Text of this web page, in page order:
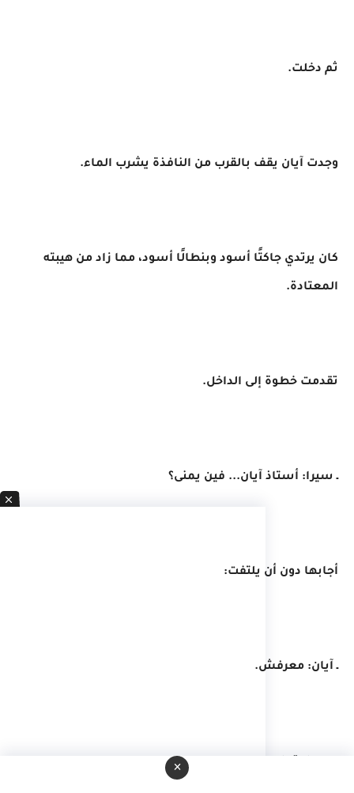
ثم دخلت.
وجدت آيان يقف بالقرب من النافذة يشرب الماء.
كان يرتدي جاكتًا أسود وبنطالًا أسود، مما زاد من هيبته
المعتادة.
تقدمت خطوة إلى الداخل.
ـ سيرا: أستاذ آيان... فين يمنى؟
أجابها دون أن يلتفت:
ـ آيان: معرفش.
×